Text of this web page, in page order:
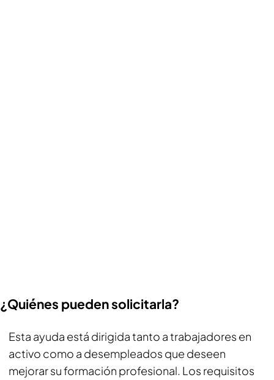
¿Quiénes pueden solicitarla?
Esta ayuda está dirigida tanto a trabajadores en
activo como a desempleados que deseen
mejorar su formación profesional. Los requisitos